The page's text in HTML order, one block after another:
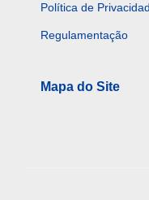
Política de
Regulamentação
Mapa do Site